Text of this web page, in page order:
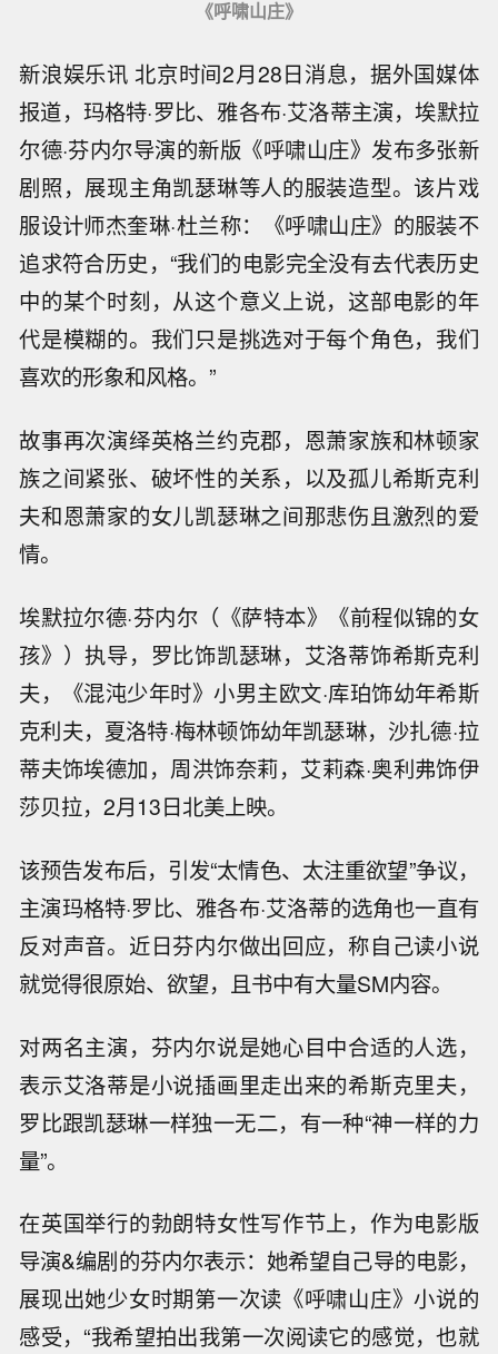
《呼啸山庄》
新浪娱乐讯 北京时间2月28日消息，据外国媒体
报道，玛格特·罗比、雅各布·艾洛蒂主演，埃默拉
尔德·芬内尔导演的新版《呼啸山庄》发布多张新
剧照，展现主角凯瑟琳等人的服装造型。该片戏
服设计师杰奎琳·杜兰称：《呼啸山庄》的服装不
追求符合历史，“我们的电影完全没有去代表历史
中的某个时刻，从这个意义上说，这部电影的年
代是模糊的。我们只是挑选对于每个角色，我们
喜欢的形象和风格。”
故事再次演绎英格兰约克郡，恩萧家族和林顿家
族之间紧张、破坏性的关系，以及孤儿希斯克利
夫和恩萧家的女儿凯瑟琳之间那悲伤且激烈的爱
情。
埃默拉尔德·芬内尔（《萨特本》《前程似锦的女
孩》）执导，罗比饰凯瑟琳，艾洛蒂饰希斯克利
夫，《混沌少年时》小男主欧文·库珀饰幼年希斯
克利夫，夏洛特·梅林顿饰幼年凯瑟琳，沙扎德·拉
蒂夫饰埃德加，周洪饰奈莉，艾莉森·奥利弗饰伊
莎贝拉，2月13日北美上映。
该预告发布后，引发“太情色、太注重欲望”争议，
主演玛格特·罗比、雅各布·艾洛蒂的选角也一直有
反对声音。近日芬内尔做出回应，称自己读小说
就觉得很原始、欲望，且书中有大量SM内容。
对两名主演，芬内尔说是她心目中合适的人选，
表示艾洛蒂是小说插画里走出来的希斯克里夫，
罗比跟凯瑟琳一样独一无二，有一种“神一样的力
量”。
在英国举行的勃朗特女性写作节上，作为电影版
导演&编剧的芬内尔表示：她希望自己导的电影，
展现出她少女时期第一次读《呼啸山庄》小说的
感受，“我希望拍出我第一次阅读它的感觉，也就